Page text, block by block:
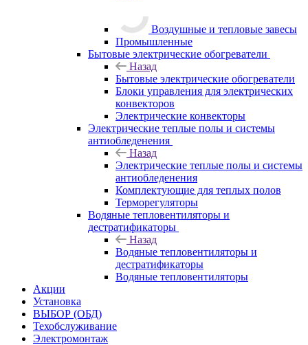
Воздушные и тепловые завесы
Промышленные
Бытовые электрические обогреватели
Назад
Бытовые электрические обогреватели
Блоки управления для электрических
конвекторов
Электрические конвекторы
Электрические теплые полы и системы
антиобледенения
Назад
Электрические теплые полы и системы
антиобледенения
Комплектующие для теплых полов
Терморегуляторы
Водяные тепловентиляторы и
дестратификаторы
Назад
Водяные тепловентиляторы и
дестратификаторы
Водяные тепловентиляторы
Акции
Установка
ВЫБОР (ОБД)
Техобслуживание
Электромонтаж